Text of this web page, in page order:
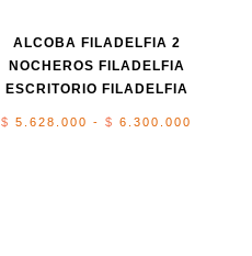
ALCOBA FILADELFIA 2
NOCHEROS FILADELFIA
ESCRITORIO FILADELFIA
$ 5.628.000 - $ 6.300.000